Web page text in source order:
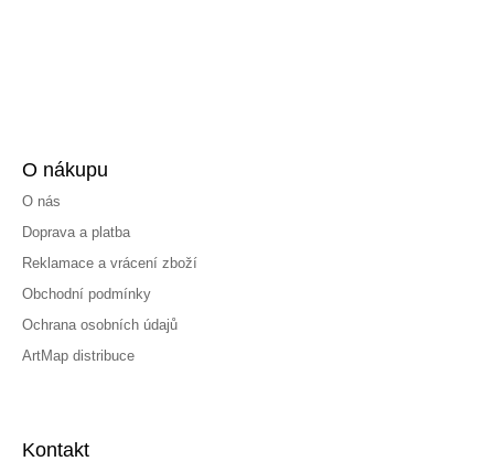
O nákupu
O nás
Doprava a platba
Reklamace a vrácení zboží
Obchodní podmínky
Ochrana osobních údajů
ArtMap distribuce
Kontakt